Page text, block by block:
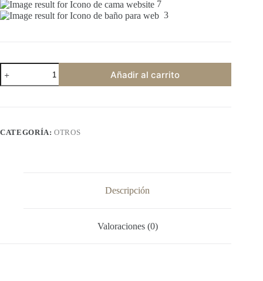
7
3
Cod
10003
-
Lisboa,
Añadir al carrito
CATEGORÍA:OTROS
Descripción
Valoraciones (0)